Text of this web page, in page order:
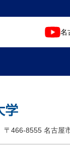
名
〒466-8555 名古屋